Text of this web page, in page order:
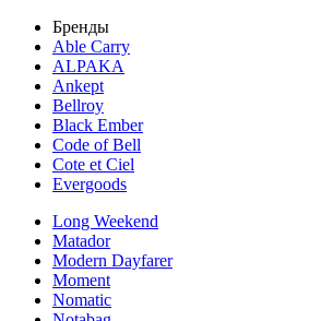
Бренды
Able Carry
ALPAKA
Ankept
Bellroy
Black Ember
Code of Bell
Cote et Ciel
Evergoods
Long Weekend
Matador
Modern Dayfarer
Moment
Nomatic